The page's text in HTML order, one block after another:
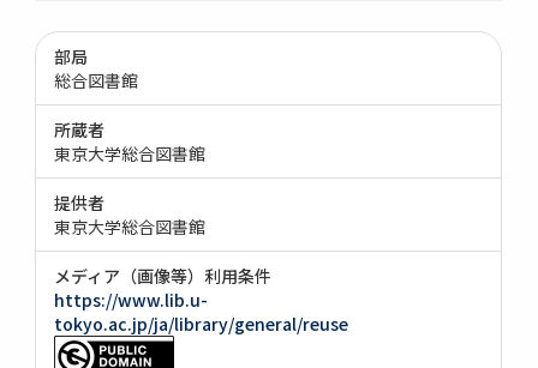
部局
総合図書館
所蔵者
東京大学総合図書館
提供者
東京大学総合図書館
メディア（画像等）利用条件
https://www.lib.u-
tokyo.ac.jp/ja/library/general/reuse